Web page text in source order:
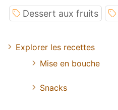
Dessert aux fruits
Explorer les recettes
Mise en bouche
Snacks